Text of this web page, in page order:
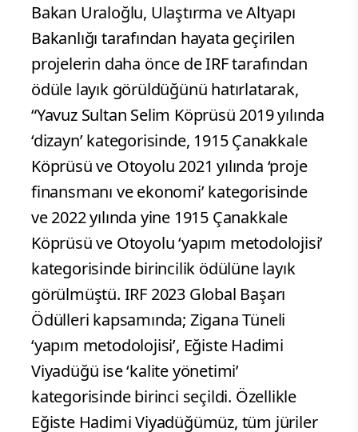
Bakan Uraloğlu, Ulaştırma ve Altyapı
Bakanlığı tarafından hayata geçirilen
projelerin daha önce de IRF tarafından
ödüle layık görüldüğünü hatırlatarak,
“Yavuz Sultan Selim Köprüsü 2019 yılında
‘dizayn’ kategorisinde, 1915 Çanakkale
Köprüsü ve Otoyolu 2021 yılında ‘proje
finansmanı ve ekonomi’ kategorisinde
ve 2022 yılında yine 1915 Çanakkale
Köprüsü ve Otoyolu ‘yapım metodolojisi’
kategorisinde birincilik ödülüne layık
görülmüştü. IRF 2023 Global Başarı
Ödülleri kapsamında; Zigana Tüneli
‘yapım metodolojisi’, Eğiste Hadimi
Viyadüğü ise ‘kalite yönetimi’
kategorisinde birinci seçildi. Özellikle
Eğiste Hadimi Viyadüğümüz, tüm jüriler